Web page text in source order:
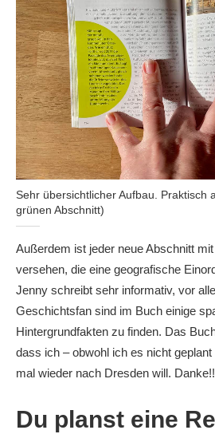
Sehr übersichtlicher Aufbau. Praktisch
grünen Abschnitt)
Außerdem ist jeder neue Abschnitt
versehen, die eine geografische
Jenny schreibt sehr informativ, vor
Geschichtsfan sind im Buch einige
Hintergrundfakten zu finden. Das
dass ich – obwohl ich es nicht
mal wieder nach Dresden will.
Du planst eine